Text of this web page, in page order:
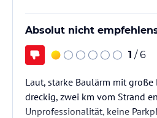
Absolut nicht
1 / 6
Laut, starke Baulärm mit große
dreckig, zwei km vom Strand
Unprofessionalität, keine